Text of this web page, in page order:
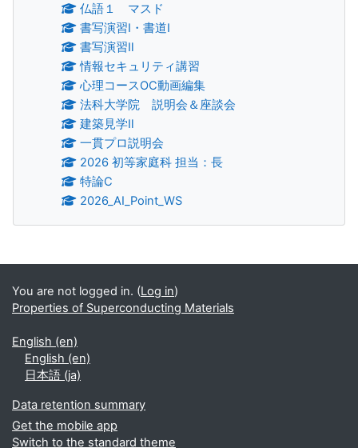
仏語１ マスド
書写演習Ⅰ・書道Ⅰ
書写演習Ⅱ
情報セキュリティ講習
心理コースOC動画編集
法科大学院 説明会＆座談会
建築見学Ⅱ
一貫プロ説明会
2026 初等家庭科 担当：長
特論C
2026_AI_Point_WS
Supplementary blocks
You are not logged in. (Log in)
Properties of Superconducting Materials
English ‎(en)‎
English ‎(en)‎
日本語 ‎(ja)‎
Data retention summary
Get the mobile app
Switch to the standard theme